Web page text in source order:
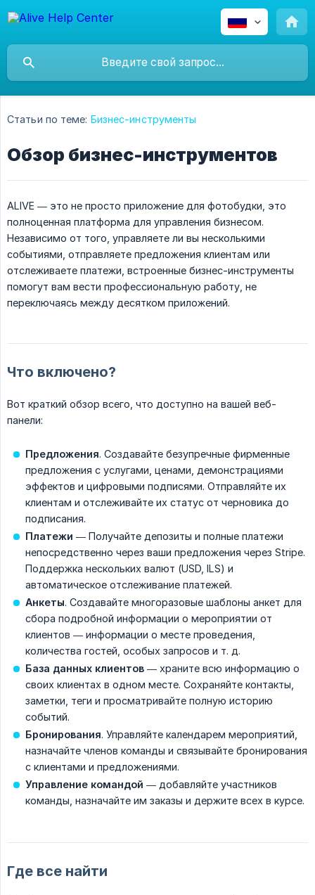
Статьи по теме: Бизнес-инструменты
Обзор бизнес-инструментов
ALIVE — это не просто приложение для фотобудки, это
полноценная платформа для управления бизнесом.
Независимо от того, управляете ли вы несколькими
событиями, отправляете предложения клиентам или
отслеживаете платежи, встроенные бизнес-инструменты
помогут вам вести профессиональную работу, не
переключаясь между десятком приложений.
Что включено?
Вот краткий обзор всего, что доступно на вашей веб-
панели:
Предложения. Создавайте безупречные фирменные
предложения с услугами, ценами, демонстрациями
эффектов и цифровыми подписями. Отправляйте их
клиентам и отслеживайте их статус от черновика до
подписания.
Платежи — Получайте депозиты и полные платежи
непосредственно через ваши предложения через Stripe.
Поддержка нескольких валют (USD, ILS) и
автоматическое отслеживание платежей.
Анкеты. Создавайте многоразовые шаблоны анкет для
сбора подробной информации о мероприятии от
клиентов — информации о месте проведения,
количества гостей, особых запросов и т. д.
База данных клиентов — храните всю информацию о
своих клиентах в одном месте. Сохраняйте контакты,
заметки, теги и просматривайте полную историю
событий.
Бронирования. Управляйте календарем мероприятий,
назначайте членов команды и связывайте бронирования
с клиентами и предложениями.
Управление командой — добавляйте участников
команды, назначайте им заказы и держите всех в курсе.
Где все найти